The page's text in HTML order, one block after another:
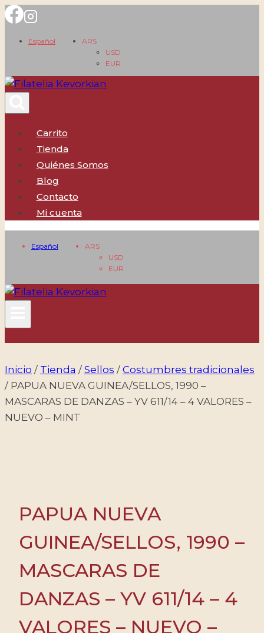
Saltar
contenido
Español
ARS
USD
EUR
Carrito
Tienda
Quiénes Somos
Blog
Contacto
Mi cuenta
Español
ARS
USD
EUR
Inicio / Tienda / Sellos / Costumbres tradicionales
/ PAPUA NUEVA GUINEA/SELLOS, 1990 –
MASCARAS DE DANZAS – YV 611/14 – 4 VALORES –
NUEVO – MINT
PAPUA NUEVA
GUINEA/SELLOS, 1990 –
MASCARAS DE
DANZAS – YV 611/14 – 4
VALORES – NUEVO –